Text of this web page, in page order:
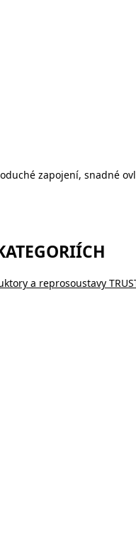
zapojení, snadné
a reprosoustavy